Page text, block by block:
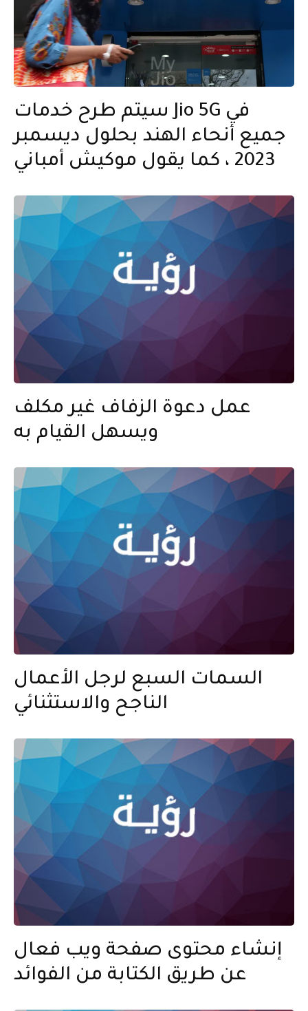
سيتم طرح خدمات Jio 5G في
جميع أنحاء الهند بحلول ديسمبر
2023 ، كما يقول موكيش أمباني
عمل دعوة الزفاف غير مكلف
ويسهل القيام به
السمات السبع لرجل الأعمال
الناجح والاستثنائي
إنشاء محتوى صفحة ويب فعال
عن طريق الكتابة من الفوائد